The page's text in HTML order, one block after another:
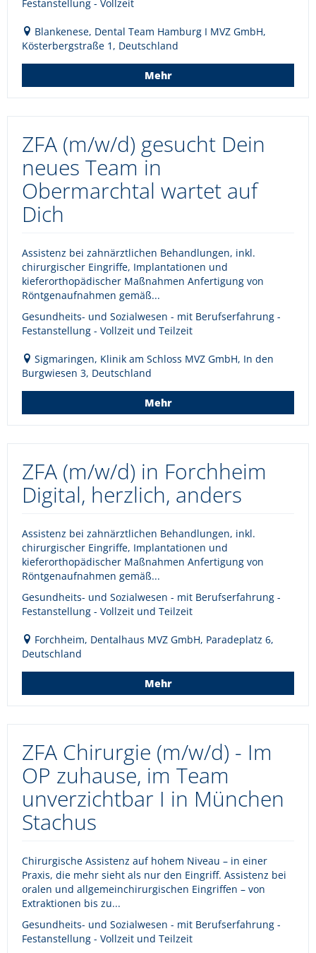
Festanstellung - Vollzeit
Blankenese, Dental Team Hamburg I MVZ GmbH,
Kösterbergstraße 1, Deutschland
Mehr
ZFA (m/w/d) gesucht Dein
neues Team in
Obermarchtal wartet auf
Dich
Assistenz bei zahnärztlichen Behandlungen, inkl.
chirurgischer Eingriffe, Implantationen und
kieferorthopädischer Maßnahmen Anfertigung von
Röntgenaufnahmen gemäß...
Gesundheits- und Sozialwesen - mit Berufserfahrung -
Festanstellung - Vollzeit und Teilzeit
Sigmaringen, Klinik am Schloss MVZ GmbH, In den
Burgwiesen 3, Deutschland
Mehr
ZFA (m/w/d) in Forchheim
Digital, herzlich, anders
Assistenz bei zahnärztlichen Behandlungen, inkl.
chirurgischer Eingriffe, Implantationen und
kieferorthopädischer Maßnahmen Anfertigung von
Röntgenaufnahmen gemäß...
Gesundheits- und Sozialwesen - mit Berufserfahrung -
Festanstellung - Vollzeit und Teilzeit
Forchheim, Dentalhaus MVZ GmbH, Paradeplatz 6,
Deutschland
Mehr
ZFA Chirurgie (m/w/d) - Im
OP zuhause, im Team
unverzichtbar I in München
Stachus
Chirurgische Assistenz auf hohem Niveau – in einer
Praxis, die mehr sieht als nur den Eingriff. Assistenz bei
oralen und allgemeinchirurgischen Eingriffen – von
Extraktionen bis zu...
Gesundheits- und Sozialwesen - mit Berufserfahrung -
Festanstellung - Vollzeit und Teilzeit